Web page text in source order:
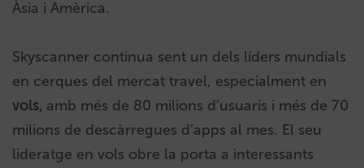
Àsia i Amèrica.
Skyscanner continua sent un dels líders mundials
en cerques del mercat travel, especialment en
vols, amb més de 80 milions d’usuaris i més de 70
milions de descàrregues d’apps al mes. El seu
lideratge en vols obre la porta a interessants